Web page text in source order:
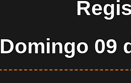
Domingo 09